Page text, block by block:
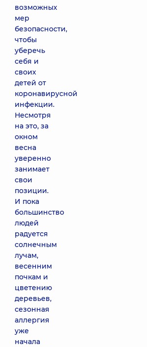
возможных
мер
безопасности,
чтобы
уберечь
себя и
своих
детей от
коронавирусной
инфекции.
Несмотря
на это, за
окном
весна
уверенно
занимает
свои
позиции.
И пока
большинство
людей
радуется
солнечным
лучам,
весенним
почкам и
цветению
деревьев,
сезонная
аллергия
уже
начала